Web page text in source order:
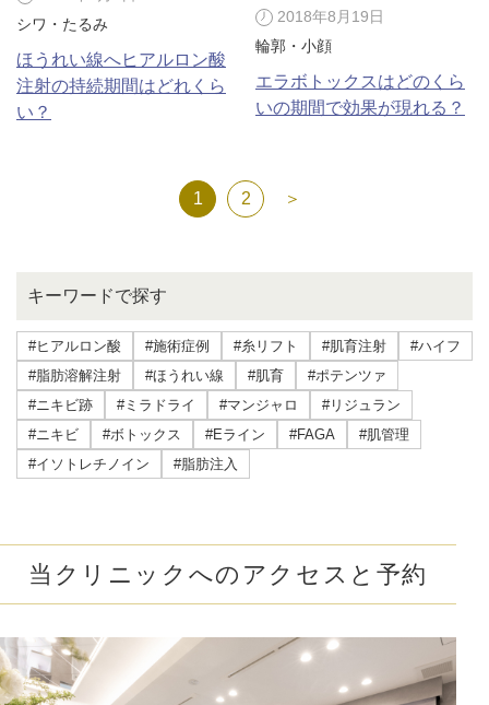
キーワードで探す
#ヒアルロン酸 #施術症例 #糸リフト #肌育注射
#ハイフ
#脂肪溶解注射
#ほうれい線 #肌育
#ポテンツァ
#ニキビ跡
#ミラドライ #マンジャロ
#リジュラン
#ニキビ
#ボトックス #Eライン #FAGA
#肌管理
#イソトレチノイン
#脂肪注入
シワ・たるみ
ほうれい線へヒアルロン酸
注射の持続期間はどれくら
い？
2018年8月19日
輪郭・小顔
エラボトックスはどのくら
いの期間で効果が現れる？
1 2 ＞
当クリニックへのアクセスと予約